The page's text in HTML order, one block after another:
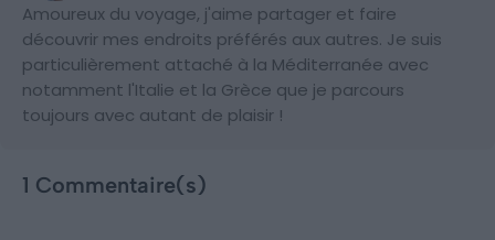
Amoureux du voyage, j'aime partager et faire
découvrir mes endroits préférés aux autres. Je suis
particulièrement attaché à la Méditerranée avec
notamment l'Italie et la Grèce que je parcours
toujours avec autant de plaisir !
1 Commentaire(s)